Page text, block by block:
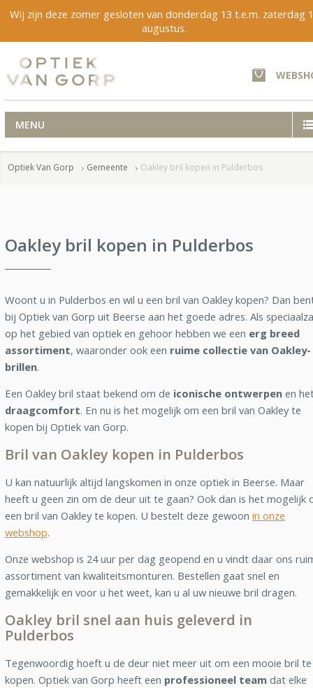
Wij zijn deze zomer gesloten van donderdag 13 t.e.m. zaterdag
augustus.
MENU
Optiek Van Gorp Gemeente Oakley bril kopen in Pulderbos
Oakley bril kopen in Pulderbos
Woont u in Pulderbos en wil u een bril van Oakley kopen? Dan
bij Optiek van Gorp uit Beerse aan het goede adres. Als
op het gebied van optiek en gehoor hebben we een erg breed
assortiment, waaronder ook een ruime collectie van Oakley-
brillen.
Een Oakley bril staat bekend om de iconische ontwerpen en
draagcomfort. En nu is het mogelijk om een bril van Oakley te
kopen bij Optiek van Gorp.
Bril van Oakley kopen in Pulderbos
U kan natuurlijk altijd langskomen in onze optiek in Beerse. Maar
heeft u geen zin om de deur uit te gaan? Ook dan is het mogelijk
een bril van Oakley te kopen. U bestelt deze gewoon in onze
webshop.
Onze webshop is 24 uur per dag geopend en u vindt daar ons
assortiment van kwaliteitsmonturen. Bestellen gaat snel en
gemakkelijk en voor u het weet, kan u al uw nieuwe bril dragen.
Oakley bril snel aan huis geleverd in
Pulderbos
Tegenwoordig hoeft u de deur niet meer uit om een mooie bril te
kopen. Optiek van Gorp heeft een professioneel team dat elke